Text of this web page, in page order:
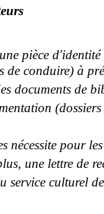
pièce
de conduire) à
documents de
nécessite pour
une lettre de
service culturel